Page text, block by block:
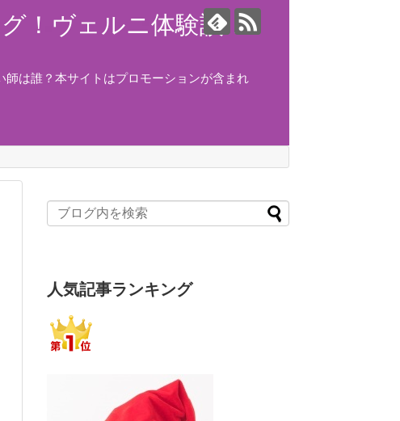
！ヴェルニ体験談！
は誰？本サイトはプロモーションが含まれ
人気記事ランキング